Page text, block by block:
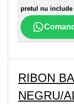
pretul nu include
RIBON
NEGRU/